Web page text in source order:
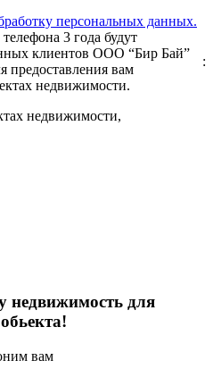
персональных данных.
3 года будут
клиентов ООО “Бир Бай”
предоставления вам
недвижимости.
:
недвижимости,
недвижимость для
вам